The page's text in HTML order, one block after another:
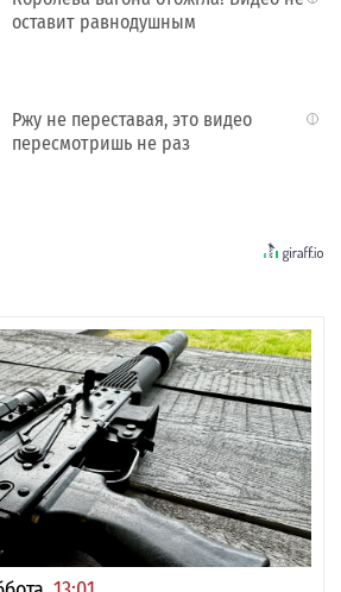
оставит равнодушным
i
Ржу не переставая, это видео
пересмотришь не раз